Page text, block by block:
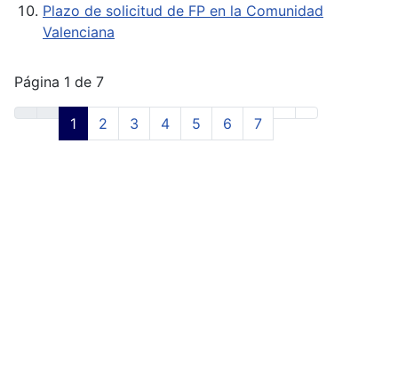
Plazo de solicitud de FP en la Comunidad
Valenciana
Página 1 de 7
1 2 3 4 5 6 7